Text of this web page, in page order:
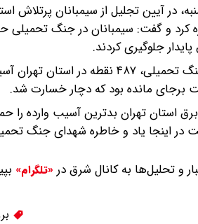
در آیین تجلیل از سیمبانان پرتلاش
و گفت: سیمبانان در جنگ تحمیلی
جلوگیری کردند.
استان تهران بدترین آسیب وارده
در اینجا یاد و خاطره شهدای جنگ
و تحلیل‌ها به کانال شرق در «تلگرام»